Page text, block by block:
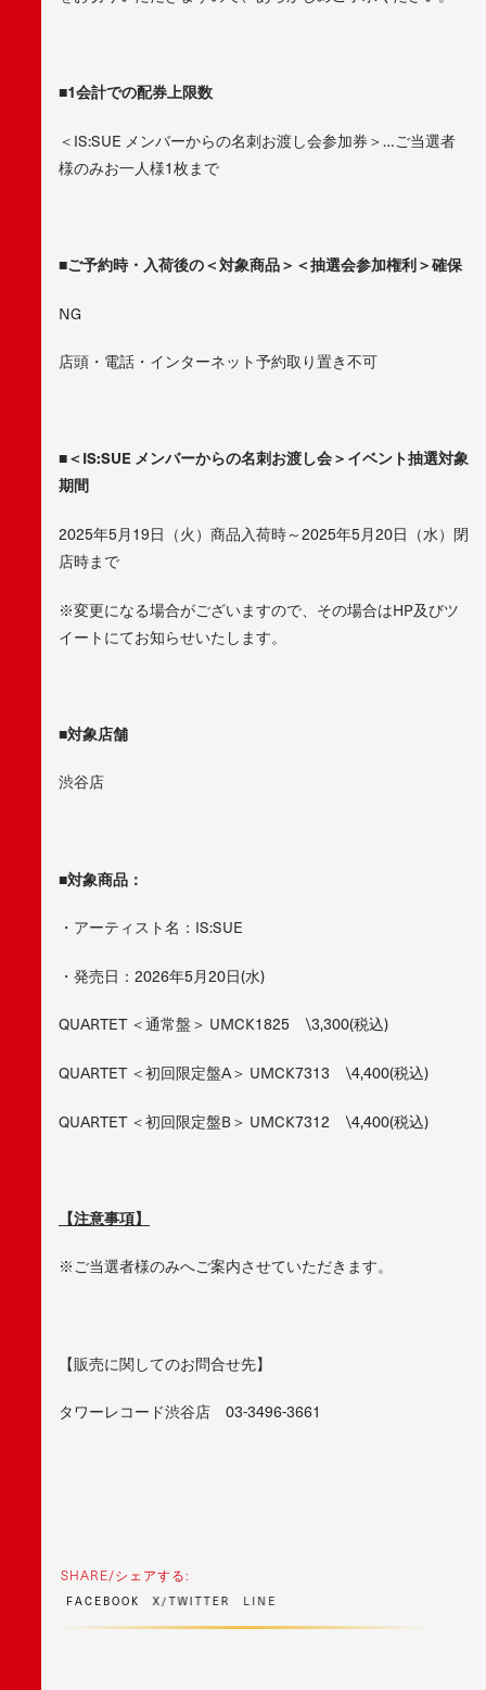
■1会計での配券上限数
＜IS:SUE メンバーからの名刺お渡し会参加券＞…ご当選者
様のみお一人様1枚まで
■ご予約時・入荷後の＜対象商品＞＜抽選会参加権利＞確保
NG
店頭・電話・インターネット予約取り置き不可
■＜IS:SUE メンバーからの名刺お渡し会＞イベント抽選対象
期間
2025年5月19日（火）商品入荷時～2025年5月20日（水）閉
店時まで
※変更になる場合がございますので、その場合はHP及びツ
イートにてお知らせいたします。
■対象店舗
渋谷店
■対象商品：
・アーティスト名：IS:SUE
・発売日：2026年5月20日(水)
QUARTET ＜通常盤＞ UMCK1825 \3,300(税込)
QUARTET ＜初回限定盤A＞ UMCK7313 \4,400(税込)
QUARTET ＜初回限定盤B＞ UMCK7312 \4,400(税込)
【注意事項】
※ご当選者様のみへご案内させていただきます。
【販売に関してのお問合せ先】
タワーレコード渋谷店 03-3496-3661
SHARE/シェアする:
FAC E BOO K X/TWITTER LI NE